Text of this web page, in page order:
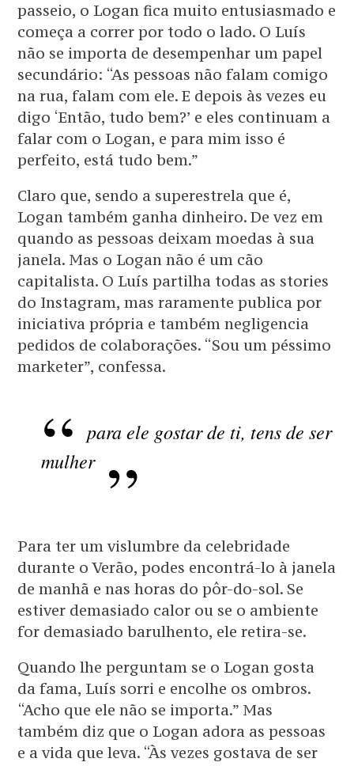
passeio, o Logan fica muito entusiasmado e
começa a correr por todo o lado. O Luís
não se importa de desempenhar um papel
secundário: “As pessoas não falam comigo
na rua, falam com ele. E depois às vezes eu
digo ‘Então, tudo bem?’ e eles continuam a
falar com o Logan, e para mim isso é
perfeito, está tudo bem.”
Claro que, sendo a superestrela que é,
Logan também ganha dinheiro. De vez em
quando as pessoas deixam moedas à sua
janela. Mas o Logan não é um cão
capitalista. O Luís partilha todas as stories
do Instagram, mas raramente publica por
iniciativa própria e também negligencia
pedidos de colaborações. “Sou um péssimo
marketer”, confessa.
para ele gostar de ti, tens de ser
mulher
Para ter um vislumbre da celebridade
durante o Verão, podes encontrá-lo à janela
de manhã e nas horas do pôr-do-sol. Se
estiver demasiado calor ou se o ambiente
for demasiado barulhento, ele retira-se.
Quando lhe perguntam se o Logan gosta
da fama, Luís sorri e encolhe os ombros.
“Acho que ele não se importa.” Mas
também diz que o Logan adora as pessoas
e a vida que leva. “Às vezes gostava de ser